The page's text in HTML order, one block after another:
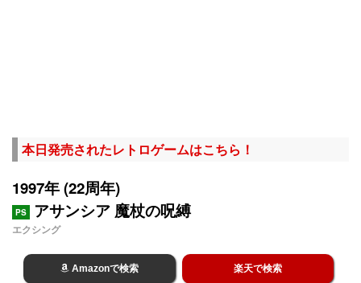
本日発売されたレトロゲームはこちら！
1997年 (22周年)
PS アサンシア 魔杖の呪縛
エクシング
Amazonで検索 楽天で検索